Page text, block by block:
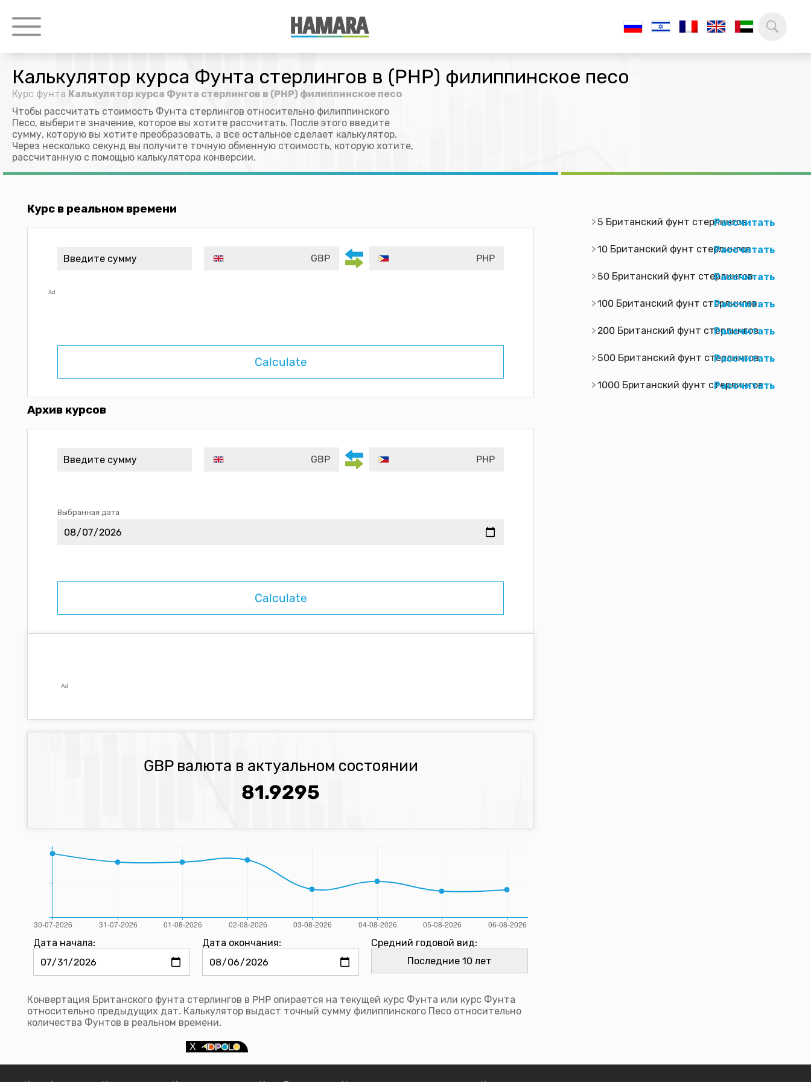
Калькулятор курса Фунта стерлингов в (PHP) филиппинское песо
Курс фунта Калькулятор курса Фунта стерлингов в (PHP) филиппинское песо
Чтобы рассчитать стоимость Фунта стерлингов относительно филиппинского
Песо, выберите значение, которое вы хотите рассчитать. После этого введите
сумму, которую вы хотите преобразовать, а все остальное сделает калькулятор.
Через несколько секунд вы получите точную обменную стоимость, которую хотите,
рассчитанную с помощью калькулятора конверсии.
Курс в реальном времени
GBP PHP
Ad
Calculate
Архив курсов
GBP PHP
Выбранная дата
Ad
GBP валюта в актуальном состоянии
81.9295
Дата начала: Дата окончания: Средний годовой вид:
Конвертация Британского фунта стерлингов в PHP опирается на текущей курс Фунта или курс Фунта
относительно предыдущих дат. Калькулятор выдаст точный сумму филиппинского Песо относительно
количества Фунтов в реальном времени.
5 Британский фунт стерлингов
Рассчитать
10 Британский фунт стерлингов
Рассчитать
50 Британский фунт стерлингов
Рассчитать
100 Британский фунт стерлингов
Рассчитать
200 Британский фунт стерлингов
Рассчитать
500 Британский фунт стерлингов
Рассчитать
1000 Британский фунт стерлингов
Рассчитать